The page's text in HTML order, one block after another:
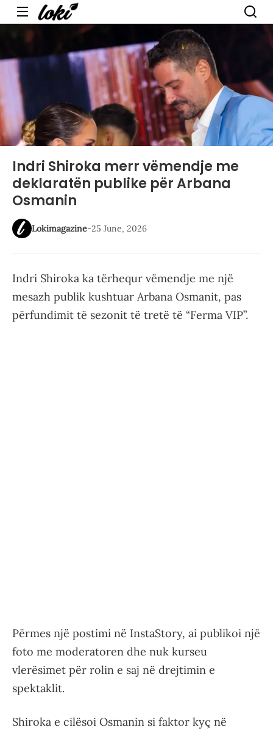
Menu
Indri Shiroka merr vëmendje me
deklaratën publike për Arbana
Osmanin
Lokimagazine-25 June, 2026
Indri Shiroka ka tërhequr vëmendje me një
mesazh publik kushtuar Arbana Osmanit, pas
përfundimit të sezonit të tretë të “Ferma VIP”.
Përmes një postimi në InstaStory, ai publikoi një
foto me moderatoren dhe nuk kurseu
vlerësimet për rolin e saj në drejtimin e
spektaklit.
Shiroka e cilësoi Osmanin si faktor kyç në